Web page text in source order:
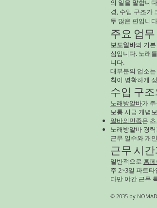
의 일을 말합니
경, 수입 구조가
두 많은 편입니
주요 업
보도알바의 기
심입니다. 노래
니다.
대부분의 업소는
칙이 명확하게
수입 구
노래방알바가
보통 시급 개념
알바의민족은
노래방알바 경
근무 일수와 개
근무 시
일반적으로 홈
주 2~3일 파트
다만 야간 근무
© 2035 by